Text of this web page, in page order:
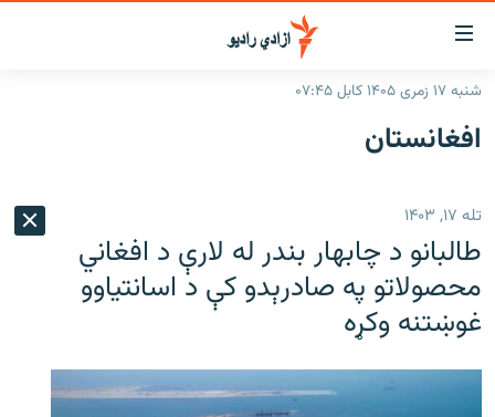
د
لاسرسۍ
وړ
لېنکونه
اصلي
ته
ورتلل
اصلي
مېنو
ورتلل
لټون
کورپاڼه
راپورونه
سیمه
منځنی ختیځ
نړۍ
افغانستان
د خپرونو جدول
مرکې
اونیزې خپرونې
ورزش
شنبه ۱۷ زمری ۱۴۰۵ کابل ۰۷:۴۵
افغانستان
تله ۱۷, ۱۴۰۳
طالبانو د چابهار بندر له لارې د افغاني
محصولاتو په صادرېدو کې د اسانتیاوو
غوښتنه وکړه